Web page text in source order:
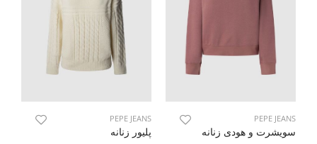
PEPE JEANS
سویشرت و هودی زنانه
PEPE JEANS
پلیور زنانه